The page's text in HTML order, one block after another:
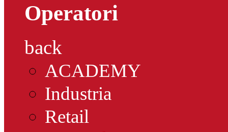
Operatori
back
ACADEMY
Industria
Retail